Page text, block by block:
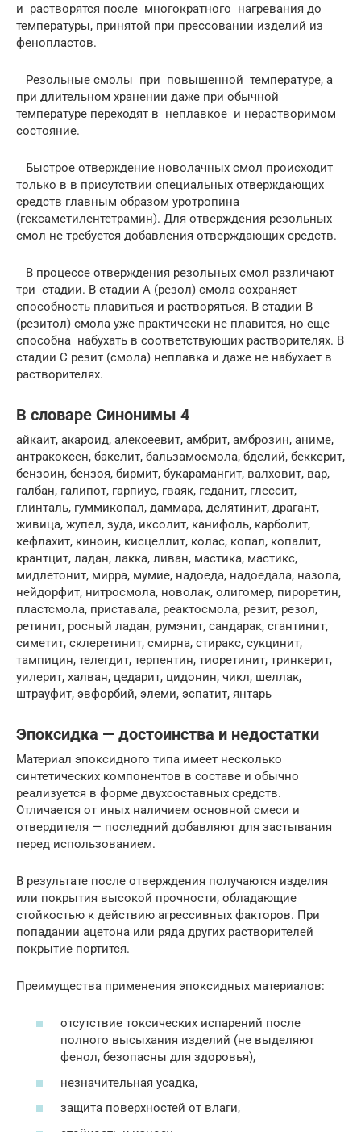
и растворятся после многократного нагревания до
температуры, принятой при прессовании изделий из
фенопластов.
Резольные смолы при повышенной температуре, а
при длительном хранении даже при обычной
температуре переходят в неплавкое и нерастворимом
состояние.
Быстрое отверждение новолачных смол происходит
только в в присутствии специальных отверждающих
средств главным образом уротропина
(гексаметилентетрамин). Для отверждения резольных
смол не требуется добавления отверждающих средств.
В процессе отверждения резольных смол различают
три стадии. В стадии А (резол) смола сохраняет
способность плавиться и растворяться. В стадии В
(резитол) смола уже практически не плавится, но еще
способна набухать в соответствующих растворителях. В
стадии С резит (смола) неплавка и даже не набухает в
растворителях.
В словаре Синонимы 4
айкаит, акароид, алексеевит, амбрит, амброзин, аниме,
антракоксен, бакелит, бальзамосмола, бделий, беккерит,
бензоин, бензоя, бирмит, букарамангит, валховит, вар,
галбан, галипот, гарпиус, гваяк, геданит, глессит,
глинталь, гуммикопал, даммара, делятинит, драгант,
живица, жупел, зуда, иксолит, канифоль, карболит,
кефлахит, киноин, кисцеллит, колас, копал, копалит,
крантцит, ладан, лакка, ливан, мастика, мастикс,
мидлетонит, мирра, мумие, надоеда, надоедала, назола,
нейдорфит, нитросмола, новолак, олигомер, пироретин,
пластсмола, приставала, реактосмола, резит, резол,
ретинит, росный ладан, румэнит, сандарак, сгантинит,
симетит, склеретинит, смирна, стиракс, сукцинит,
тампицин, телегдит, терпентин, тиоретинит, тринкерит,
уилерит, халван, цедарит, цидонин, чикл, шеллак,
штрауфит, эвфорбий, элеми, эспатит, янтарь
Эпоксидка — достоинства и недостатки
Материал эпоксидного типа имеет несколько
синтетических компонентов в составе и обычно
реализуется в форме двухсоставных средств.
Отличается от иных наличием основной смеси и
отвердителя — последний добавляют для застывания
перед использованием.
В результате после отверждения получаются изделия
или покрытия высокой прочности, обладающие
стойкостью к действию агрессивных факторов. При
попадании ацетона или ряда других растворителей
покрытие портится.
Преимущества применения эпоксидных материалов:
отсутствие токсических испарений после
полного высыхания изделий (не выделяют
фенол, безопасны для здоровья),
незначительная усадка,
защита поверхностей от влаги,